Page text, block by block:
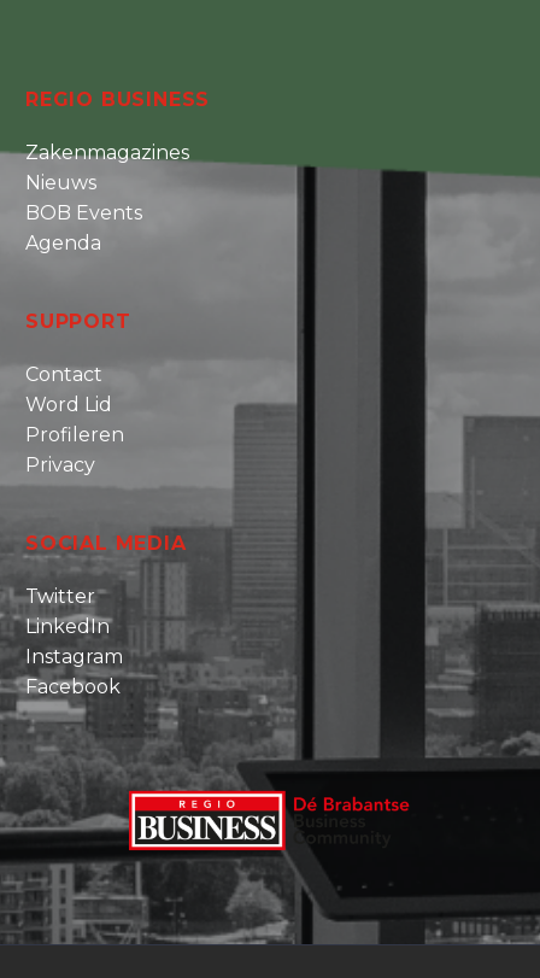
REGIO BUSINESS
Zakenmagazines
Nieuws
BOB Events
Agenda
SUPPORT
Contact
Word Lid
Profileren
Privacy
SOCIAL MEDIA
Twitter
LinkedIn
Instagram
Facebook